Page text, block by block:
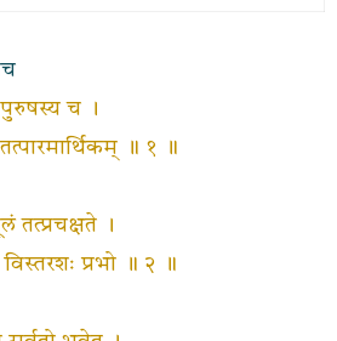
पुरुषस्य च ।
॥ १ ॥
तत्प्रचक्षते ।
विस्तरशः प्रभो ॥ २ ॥